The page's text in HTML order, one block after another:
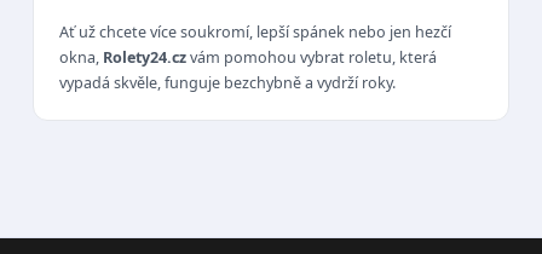
Ať už chcete více soukromí, lepší spánek nebo jen hezčí
okna, Rolety24.czvám pomohou vybrat roletu, která
vypadá skvěle, funguje bezchybně a vydrží roky.